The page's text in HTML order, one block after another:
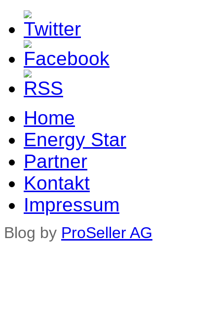
Home
Energy Star
Partner
Kontakt
Impressum
Blog by ProSeller AG